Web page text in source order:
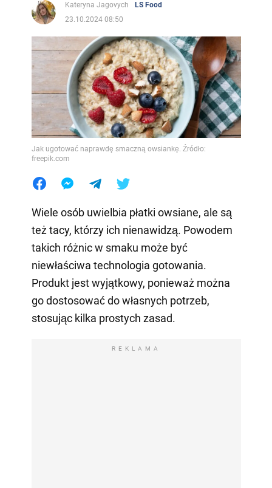
Kateryna Jagovych
LS Food
23.10.2024 08:50
Jak ugotować naprawdę smaczną owsiankę. Źródło:
freepik.com
Wiele osób uwielbia płatki owsiane, ale są
też tacy, którzy ich nienawidzą. Powodem
takich różnic w smaku może być
niewłaściwa technologia gotowania.
Produkt jest wyjątkowy, ponieważ można
go dostosować do własnych potrzeb,
stosując kilka prostych zasad.
REKLAMA